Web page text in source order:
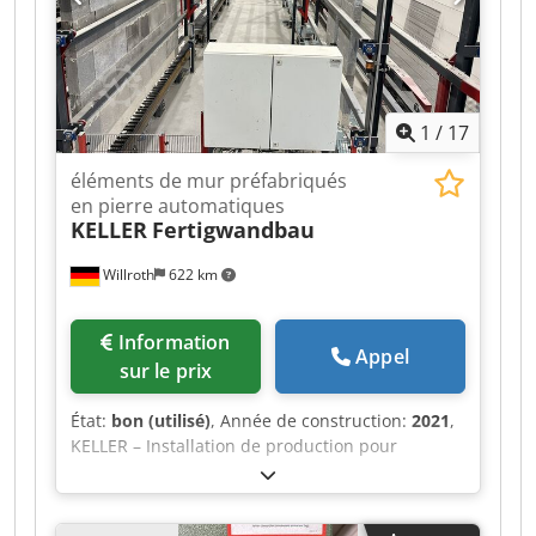
1 / 17
Willroth 622 km
éléments de mur préfabriqués
en pierre automatiques
KELLER Fertigwandbau
sur le prix
Appel
État: bon (utilisé), Année de construction: 2021,
KELLER – Installation de production pour
éléments de murs préfabriqués Installation de
production entièrement automatisée pour la
fabrication d’éléments de murs préfabriqués en